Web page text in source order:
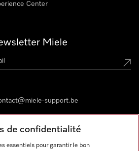
Center
Miele
support.be
de confidentialité
essentiels pour garantir le bon